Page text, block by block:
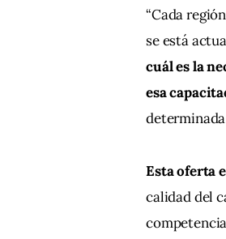
“Cada
se está
cuál es la
esa
Esta oferta
calidad del